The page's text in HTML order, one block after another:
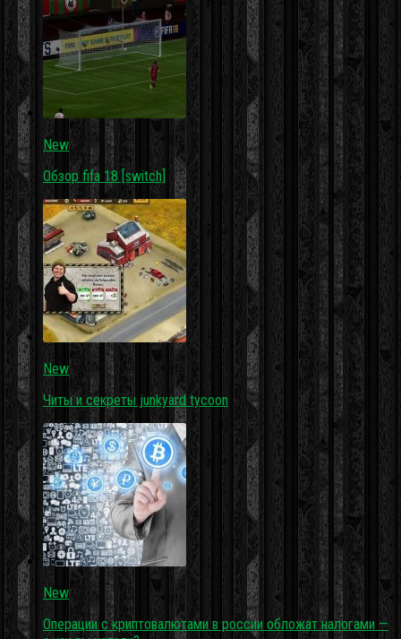
New
Обзор fifa 18 [switch]
New
Читы и секреты junkyard tycoon
New
Операции с криптовалютами в россии обложат налогами —